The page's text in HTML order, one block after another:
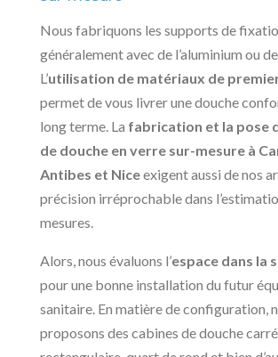
Nous fabriquons les supports de
généralement avec de l’aluminium ou de
L’utilisation de matériaux de
permet de vous livrer une douche
long terme. La fabrication et la pose
de douche en verre sur-mesure à
Antibes et Niceexigent aussi de nos
précision irréprochable dans
mesures.
Alors, nous évaluons l’espace dans la
pour une bonne installation du futur
sanitaire. En matière de configuration,
proposons des cabines de douche